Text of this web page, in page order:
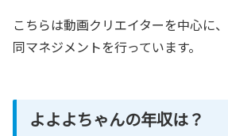
こちらは動画クリエイターを中心に
同マネジメントを行っています。
よよよちゃんの年収は？